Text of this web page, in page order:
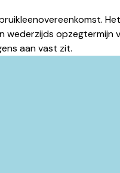
wederzijds opzegtermijn
aan vast zit.